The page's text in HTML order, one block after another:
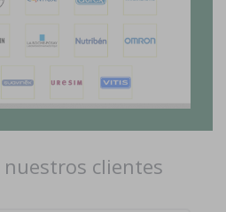
clientes